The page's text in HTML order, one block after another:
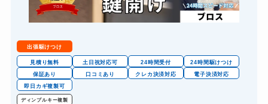
出張駆けつけ
見積り無料 土日祝対応可 24時間受付
24時間駆けつけ
保証あり
口コミあり クレカ決済対応
電子決済対応
即日カギ複製可
ディンプルキー複製